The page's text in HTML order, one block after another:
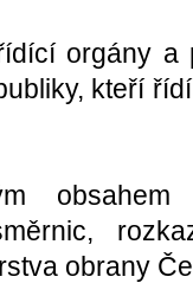
orgány a
kteří
obrany